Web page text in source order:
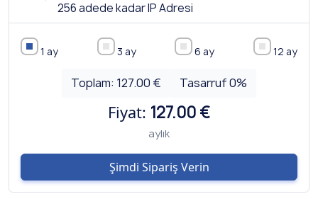
256 adede kadar IP Adresi
1 ay 3 ay 6 ay 12 ay
Toplam: 127.00 € Tasarruf0%
Fiyat: 127.00 €
aylık
Şimdi Sipariş Verin